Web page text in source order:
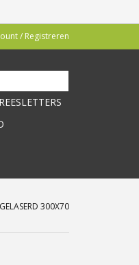
/ Registreren
300X70